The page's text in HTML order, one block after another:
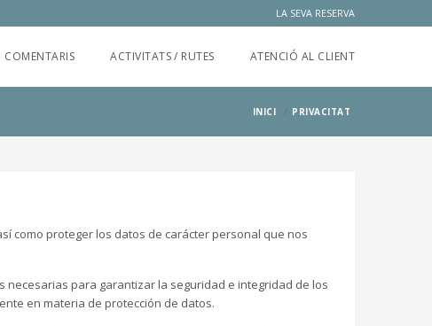
LA SEVA RESERVA
COMENTARIS ACTIVITATS / RUTES ATENCIÓ AL CLIENT
INICI PRIVACITAT
como proteger los datos de carácter personal que nos
para garantizar la seguridad e integridad de los
en materia de protección de datos.